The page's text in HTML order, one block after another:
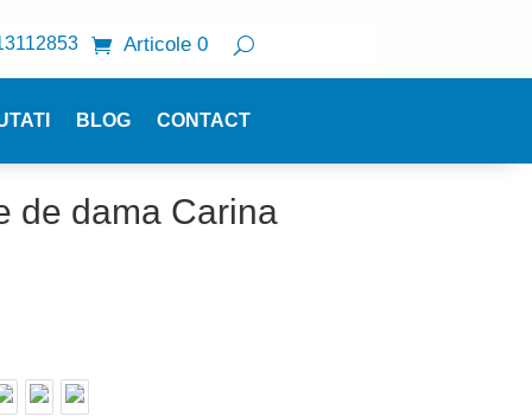
Articole 0
BLOG CONTACT
de dama Carina